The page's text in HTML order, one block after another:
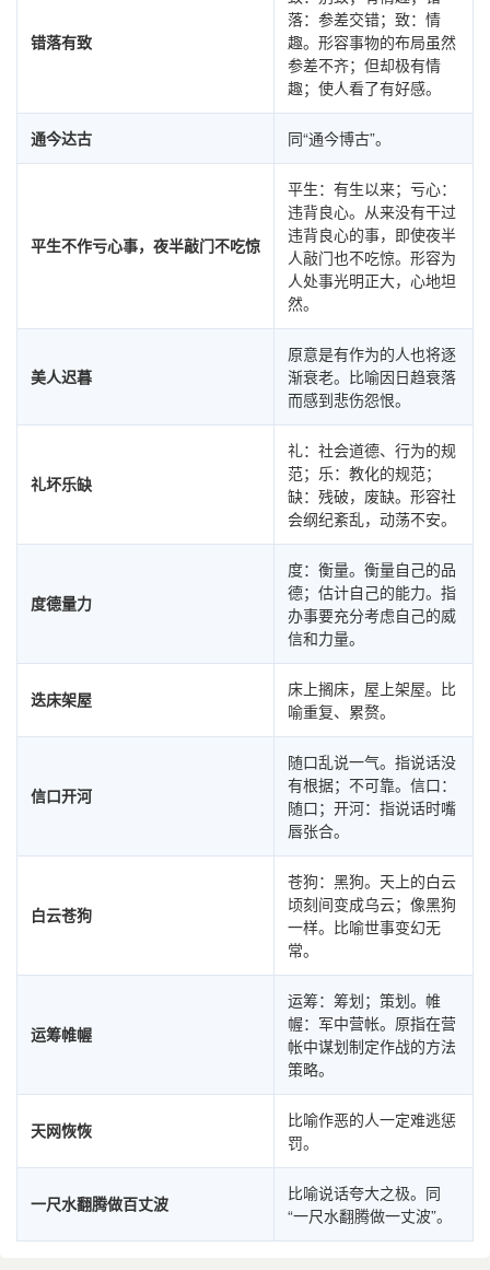
错落有致
落：参差交错；致：情
趣。形容事物的布局虽然
参差不齐；但却极有情
趣；使人看了有好感。
通今达古 同“通今博古”。
平生不作亏心事，夜半敲门不吃惊
平生：有生以来；亏心：
违背良心。从来没有干过
违背良心的事，即使夜半
人敲门也不吃惊。形容为
人处事光明正大，心地坦
然。
美人迟暮
原意是有作为的人也将逐
渐衰老。比喻因日趋衰落
而感到悲伤怨恨。
礼坏乐缺
礼：社会道德、行为的规
范；乐：教化的规范；
缺：残破，废缺。形容社
会纲纪紊乱，动荡不安。
度德量力
度：衡量。衡量自己的品
德；估计自己的能力。指
办事要充分考虑自己的威
信和力量。
迭床架屋
床上搁床，屋上架屋。比
喻重复、累赘。
信口开河
随口乱说一气。指说话没
有根据；不可靠。信口：
随口；开河：指说话时嘴
唇张合。
白云苍狗
苍狗：黑狗。天上的白云
顷刻间变成乌云；像黑狗
一样。比喻世事变幻无
常。
运筹帷幄
运筹：筹划；策划。帷
幄：军中营帐。原指在营
帐中谋划制定作战的方法
策略。
天网恢恢
比喻作恶的人一定难逃惩
罚。
一尺水翻腾做百丈波
比喻说话夸大之极。同
“一尺水翻腾做一丈波”。